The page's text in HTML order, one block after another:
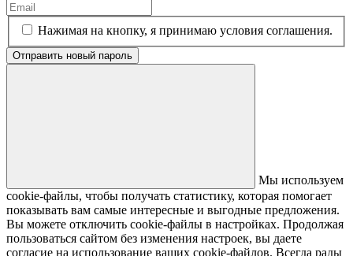
Нажимая на кнопку, я принимаю условия соглашения.
Отправить новый пароль
Мы используем
cookie-файлы, чтобы получать статистику, которая помогает
показывать вам самые интересные и выгодные предложения.
Вы можете отключить cookie-файлы в настройках. Продолжая
пользоваться сайтом без изменения настроек, вы даете
согласие на использование ваших cookie-файлов. Всегда рады